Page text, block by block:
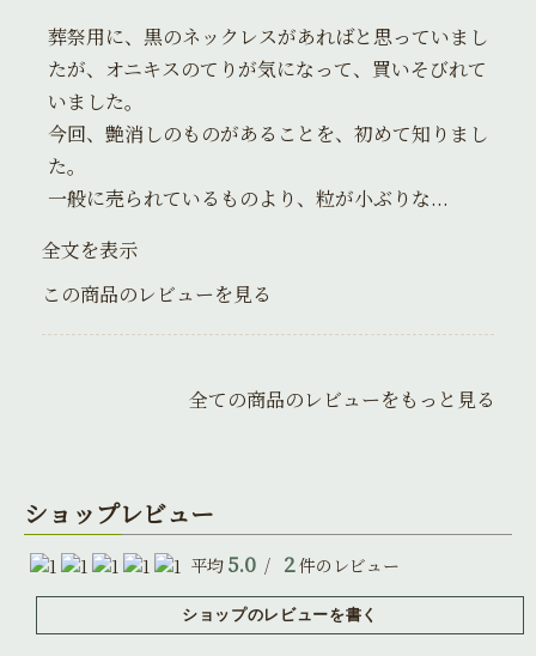
葬祭用に、黒のネックレスがあればと思っていまし
たが、オニキスのてりが気になって、買いそびれて
いました。
今回、艶消しのものがあることを、初めて知りまし
た。
一般に売られているものより、粒が小ぶりな...
全文を表示
この商品のレビューを見る
全ての商品のレビューをもっと見る
ショップレビュー
平均 5.0 / 2件のレビュー